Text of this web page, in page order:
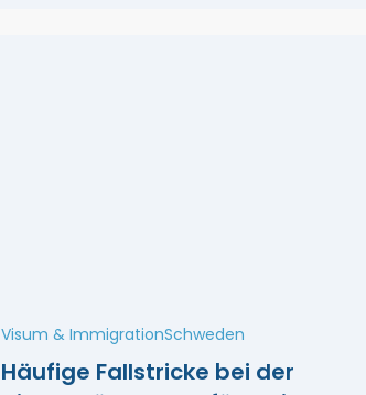
Visum & ImmigrationSchweden
Häufige Fallstricke bei der